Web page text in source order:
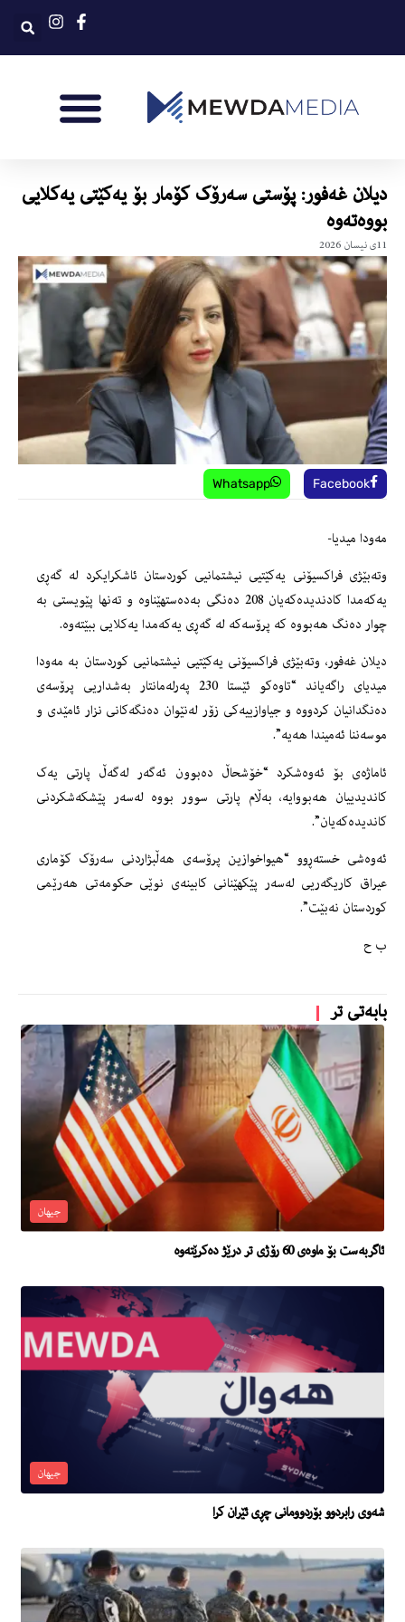
دیلان غەفور: پۆستی سەرۆک کۆمار بۆ یەکێتی یەکلایی
بووەتەوە
11ی نیسان 2026
Facebook
Whatsapp
مەودا میدیا-
وتەبێژی فراکسیۆنی یەکێتیی نیشتمانیی کوردستان ئاشکرایکرد لە گەڕی
یەکەمدا کادندیدەکەیان 208 دەنگی بەدەستهێناوە و تەنها پێویستی بە
چوار دەنگ هەبووە کە پرۆسەکە لە گەڕی یەکەمدا یەکلایی ببێتەوە.
دیلان غەفور، وتەبێژی فراکسیۆنی یەکێتیی نیشتمانیی کوردستان بە مەودا
میدیای راگەیاند “تاوەکو ئێستا 230 پەرلەمانتار بەشداریی پرۆسەی
دەنگدانیان کردووە و جیاوازییەکی زۆر لەنێوان دەنگەکانی نزار ئامێدی و
موسەننا ئەمیندا هەیە”.
ئاماژەی بۆ ئەوەشکرد “خۆشحاڵ دەبوون ئەگەر لەگەڵ پارتی یەک
کاندیدییان هەبووایە، بەڵام پارتی سوور بووە لەسەر پێشکەشکردنی
کاندیدەکەیان”.
ئەوەشی خستەڕوو “هیواخوازین پرۆسەی هەڵبژاردنی سەرۆک کۆماری
عیراق کاریگەریی لەسەر پێکهێنانی کابینەی نوێی حکومەتی هەرێمی
کوردستان نەبێت”.
ب ح
بابەتی تر
جیهان
ئاگربەست بۆ ماوەی 60 رۆژی تر درێژ دەکرێتەوە
جیهان
شه‌وى رابردوو بۆردوومانی چڕی ئێران کرا